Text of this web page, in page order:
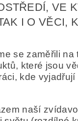
VE
I O VĚCI,
se zaměřili na
které jsou
kde vyjadřují
naší